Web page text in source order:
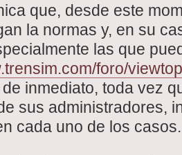
que, desde este
la normas y, en su
las que
foro/
inmediato, toda vez
sus administradores,
cada uno de los casos.